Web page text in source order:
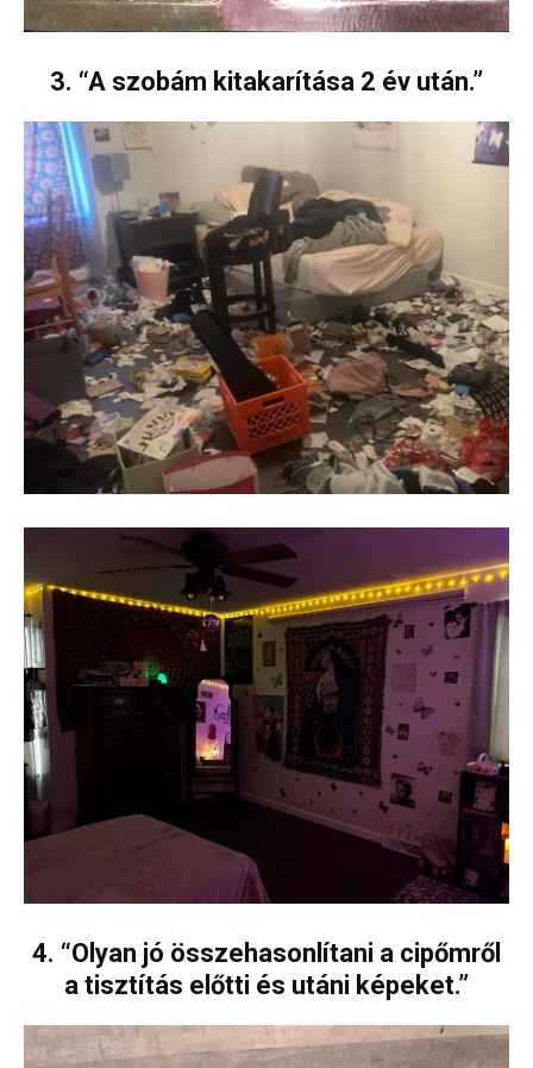
3. “A szobám kitakarítása 2 év után.”
4. “Olyan jó összehasonlítani a cipőmről
a tisztítás előtti és utáni képeket.”